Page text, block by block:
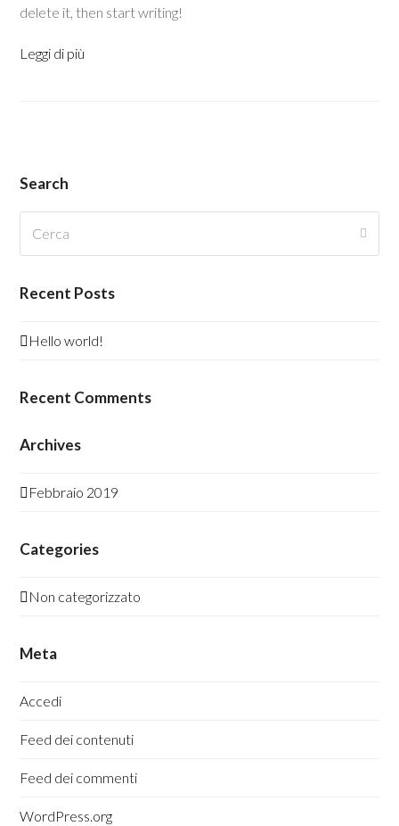
delete it, then start writing!
Leggi di più
Search
Recent Posts
Hello world!
Recent Comments
Archives
Febbraio 2019
Categories
Non categorizzato
Meta
Accedi
Feed dei contenuti
Feed dei commenti
WordPress.org